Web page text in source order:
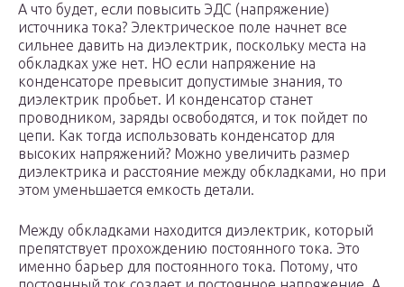
А что будет, если повысить ЭДС (напряжение)
источника тока? Электрическое поле начнет все
сильнее давить на диэлектрик, поскольку места на
обкладках уже нет. НО если напряжение на
конденсаторе превысит допустимые знания, то
диэлектрик пробьет. И конденсатор станет
проводником, заряды освободятся, и ток пойдет по
цепи. Как тогда использовать конденсатор для
высоких напряжений? Можно увеличить размер
диэлектрика и расстояние между обкладками, но при
этом уменьшается емкость детали.
Между обкладками находится диэлектрик, который
препятствует прохождению постоянного тока. Это
именно барьер для постоянного тока. Потому, что